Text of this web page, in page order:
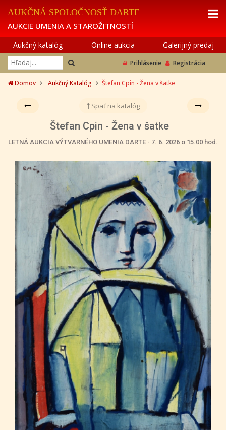
AUKČNÁ SPOLOČNOSŤ DARTE
AUKCIE UMENIA A STAROŽITNOSTÍ
Aukčný katalóg Online aukcia Galerijný predaj
Prihlásenie Registrácia
Domov Aukčný Katalóg Štefan Cpin - Žena v šatke
Späť na katalóg
Štefan Cpin - Žena v šatke
LETNÁ AUKCIA VÝTVARNÉHO UMENIA DARTE - 7. 6. 2026 o 15.00 hod.